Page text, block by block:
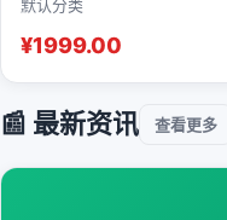
默认分类
¥1999.00
📰 最新资讯 查看更多